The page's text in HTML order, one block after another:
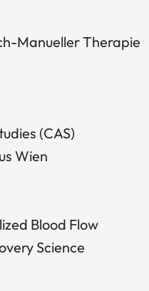
Manueller Therapie
(CAS)
Wien
Blood Flow
Science